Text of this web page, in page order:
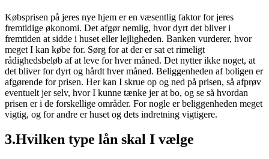
Købsprisen på jeres nye hjem er en væsentlig faktor for jeres
fremtidige økonomi. Det afgør nemlig, hvor dyrt det bliver i
fremtiden at sidde i huset eller lejligheden. Banken vurderer, hvor
meget I kan købe for. Sørg for at der er sat et rimeligt
rådighedsbeløb af at leve for hver måned. Det nytter ikke noget, at
det bliver for dyrt og hårdt hver måned. Beliggenheden af boligen er
afgørende for prisen. Her kan I skrue op og ned på prisen, så afprøv
eventuelt jer selv, hvor I kunne tænke jer at bo, og se så hvordan
prisen er i de forskellige områder. For nogle er beliggenheden meget
vigtig, og for andre er huset og dets indretning vigtigere.
3.Hvilken type lån skal I vælge